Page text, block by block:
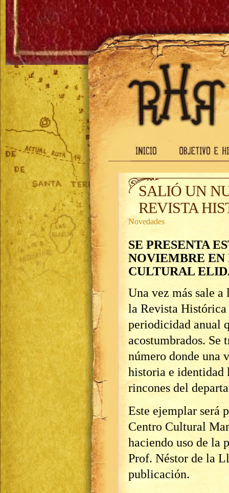
SALIÓ UN
REVISTA
Novedades
SE PRESENTA
NOVIEMBRE EN
CULTURAL
Una vez más sale
la Revista Histórica
periodicidad anual
acostumbrados. Se
número donde una
historia e identidad
rincones del
Este ejemplar será
Centro Cultural
haciendo uso de la
Prof. Néstor de la
publicación.